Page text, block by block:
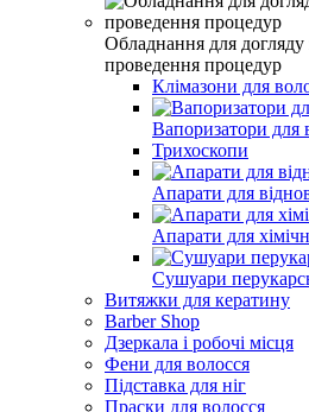
Обладнання для догляду
проведення процедур
Клімазони для
Вапоризатори для
Трихоскопи
Апарати для
Апарати для
Сушуари
Витяжки для кератину
Barber Shop
Дзеркала і робочі місця
Фени для волосся
Підставка для ніг
Праски для волосся